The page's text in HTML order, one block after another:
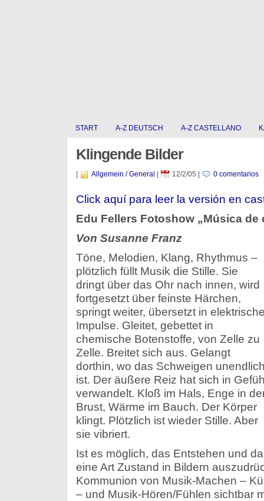
START A-Z DEUTSCH A-Z CASTELLANO
Klingende Bilder
Allgemein / General 12/2/05 0 comentarios
Click aquí para leer la versión en
Edu Fellers Fotoshow „Música de
Von Susanne Franz
Töne, Melodien, Klang, Rhythmus –
plötzlich füllt Musik die Stille. Sie
dringt über das Ohr nach innen, wird
fortgesetzt über feinste Härchen,
springt weiter, übersetzt in
Impulse. Gleitet, gebettet in
chemische Botenstoffe, von Zelle zu
Zelle. Breitet sich aus. Gelangt
dorthin, wo das Schweigen
ist. Der äußere Reiz hat sich in
verwandelt. Kloß im Hals, Enge in
Brust, Wärme im Bauch. Der Körper
klingt. Plötzlich ist wieder Stille. Aber
sie vibriert.
Ist es möglich, das Entstehen und
eine Art Zustand in Bildern
Kommunion von Musik-Machen –
– und Musik-Hören/Fühlen sichtbar